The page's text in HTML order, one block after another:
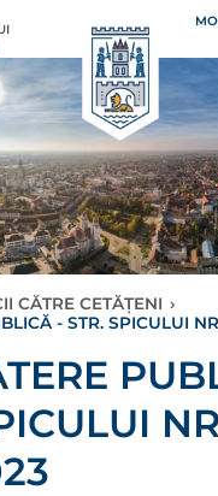
CĂTRE CETĂȚENI ›
- STR. SPICULUI